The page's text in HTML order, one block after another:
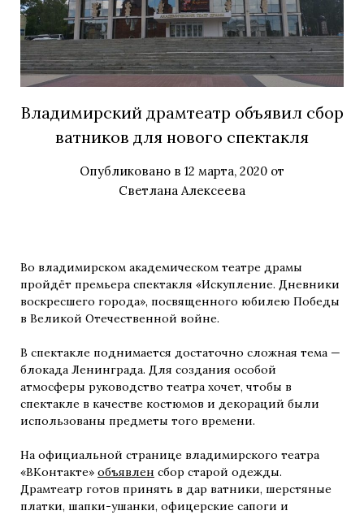
Владимирский драмтеатр объявил сбор
ватников для нового спектакля
Опубликовано в 12 марта, 2020 от
Светлана Алексеева
Во владимирском академическом театре драмы
пройдёт премьера спектакля «Искупление. Дневники
воскресшего города», посвященного юбилею Победы
в Великой Отечественной войне.
В спектакле поднимается достаточно сложная тема —
блокада Ленинграда. Для создания особой
атмосферы руководство театра хочет, чтобы в
спектакле в качестве костюмов и декораций были
использованы предметы того времени.
На официальной странице владимирского театра
«ВКонтакте» объявлен сбор старой одежды.
Драмтеатр готов принять в дар ватники, шерстяные
платки, шапки-ушанки, офицерские сапоги и